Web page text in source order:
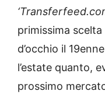
primissima
d’occhio il
l’estate quanto,
prossimo